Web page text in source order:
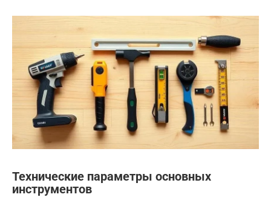
Технические параметры основных
инструментов